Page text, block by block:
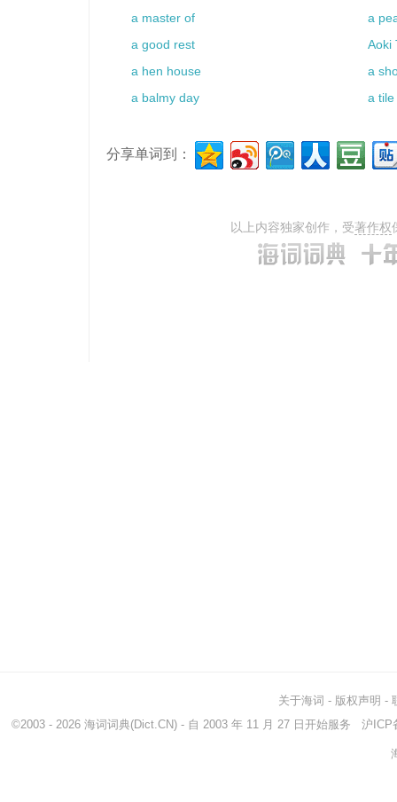
a master of
a
a good rest
Aoki
a hen house
a
a balmy day
a
分享单词到：
以上内容独家创作，受著作权
关于海词 - 版权声明 -
©2003 - 2026 海词词典(Dict.CN) - 自 2003 年 11 月 27 日开始服务 沪ICP